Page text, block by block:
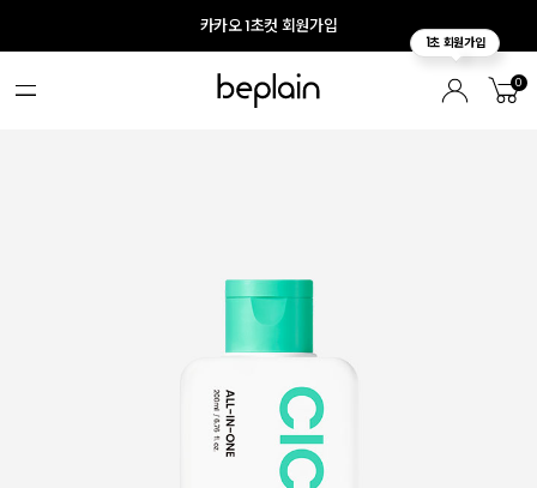
카카오 1초컷 회원가입
0